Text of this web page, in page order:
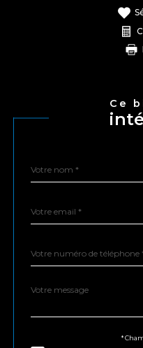
Ce
par
*
*
*
Fieldset
Message
*
*